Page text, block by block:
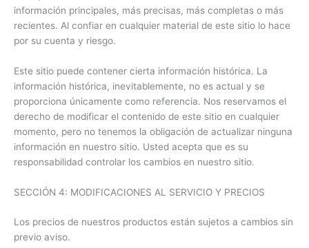
información principales, más precisas, más completas o más
recientes. Al confiar en cualquier material de este sitio lo hace
por su cuenta y riesgo.
Este sitio puede contener cierta información histórica. La
información histórica, inevitablemente, no es actual y se
proporciona únicamente como referencia. Nos reservamos el
derecho de modificar el contenido de este sitio en cualquier
momento, pero no tenemos la obligación de actualizar ninguna
información en nuestro sitio. Usted acepta que es su
responsabilidad controlar los cambios en nuestro sitio.
SECCIÓN 4: MODIFICACIONES AL SERVICIO Y PRECIOS
Los precios de nuestros productos están sujetos a cambios sin
previo aviso.